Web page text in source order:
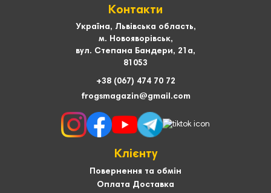
Контакти
Україна, Львівська область,
м. Новояворівськ,
вул. Степана Бандери, 21а,
81053
+38 (067) 474 70 72
frogsmagazin@gmail.com
Клієнту
Повернення та обмін
Оплата Доставка